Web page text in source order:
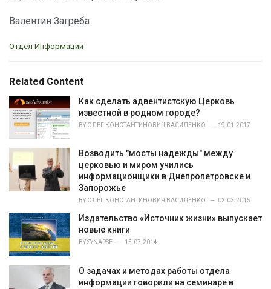
Валентин Загреба
C
e
o
r
Отдел Информации
Related Content
Как сделать адвентистскую Церковь
известной в родном городе?
BY ОЛЕГ КОНСТАНТИНОВИЧ ВАСИЛЕНКО 19.01.2017
Возводить "мосты надежды" между
церковью и миром учились
информационщики в Днепропетровске и
Запорожье
BY ОЛЕГ КОНСТАНТИНОВИЧ ВАСИЛЕНКО 02.03.2015
Издательство «Источник жизни» выпускает
новые книги
BYSYNAPSE 15.07.2014
О задачах и методах работы отдела
информации говорили на семинаре в